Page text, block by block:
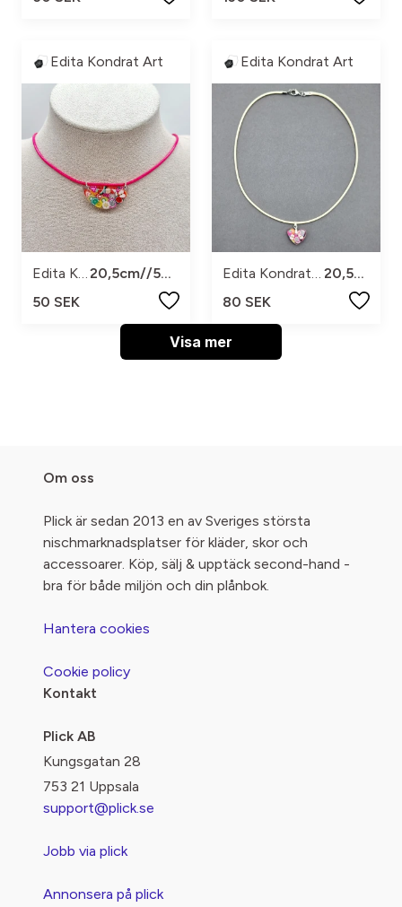
Edita Kondrat Art
20,5cm//50%rabatt ingår
50 SEK
Edita Kondrat Art
20,5cm
80 SEK
Visa mer
Om oss
Plick är sedan 2013 en av Sveriges största
nischmarknadsplatser för kläder, skor och
accessoarer. Köp, sälj & upptäck second-hand -
bra för både miljön och din plånbok.
Hantera cookies
Cookie policy
Kontakt
Plick AB
Kungsgatan 28
753 21 Uppsala
support@plick.se
Jobb via plick
Annonsera på plick